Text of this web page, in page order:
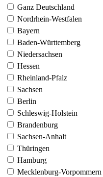
Ganz Deutschland
Nordrhein-Westfalen
Bayern
Baden-Württemberg
Niedersachsen
Hessen
Rheinland-Pfalz
Sachsen
Berlin
Schleswig-Holstein
Brandenburg
Sachsen-Anhalt
Thüringen
Hamburg
Mecklenburg-Vorpommern